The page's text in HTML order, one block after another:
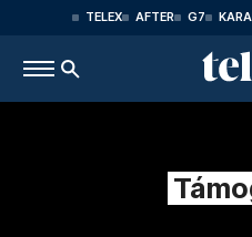
TELEX AFTER G7